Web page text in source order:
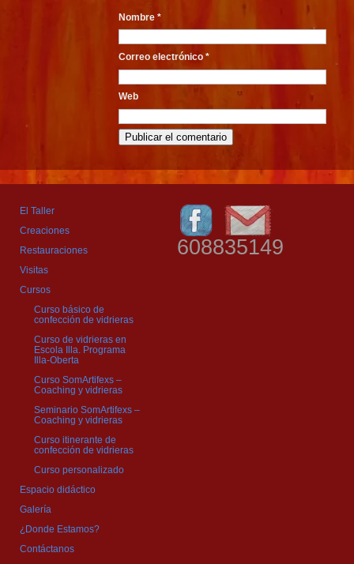
Nombre *
Correo electrónico *
Web
El Taller
Creaciones
Restauraciones
Visitas
Cursos
Curso básico de
confección de vidrieras
Curso de vidrieras en
Escola Illa. Programa
Illa-Oberta
Curso SomArtifexs –
Coaching y vidrieras
Seminario SomArtifexs –
Coaching y vidrieras
Curso itinerante de
confección de vidrieras
Curso personalizado
Espacio didáctico
Galería
¿Donde Estamos?
Contáctanos
608835149